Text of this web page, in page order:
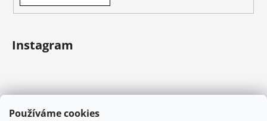
Používáme cookies
Instagram